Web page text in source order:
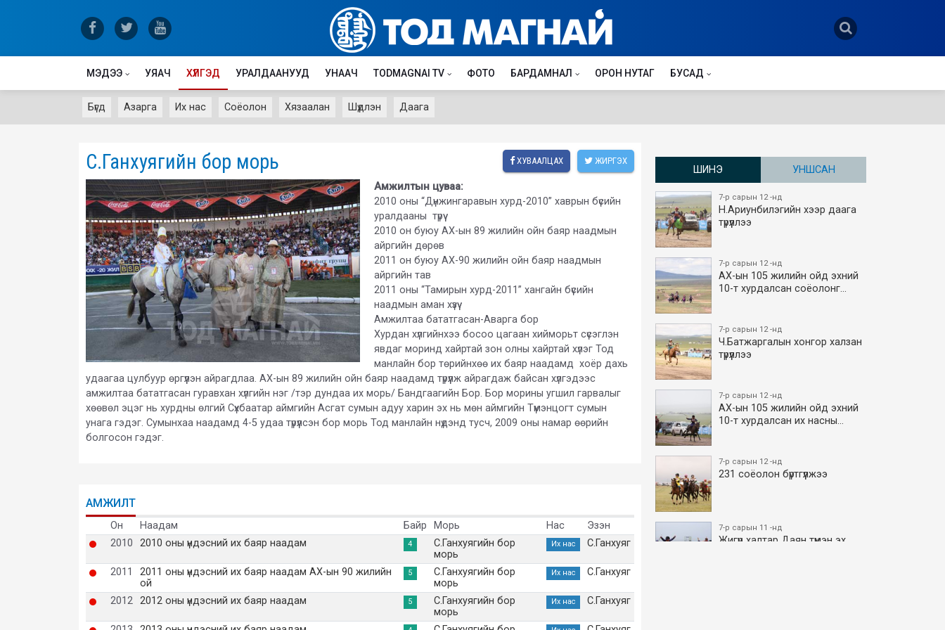
МЭДЭЭ УЯАЧ ХҮЛГЭД УРАЛДААНУУД УНААЧ TODMAGNAI TV ФОТО БАРДАМНАЛ ОРОН НУТАГ БУСАД
Бүгд Азарга Их нас Соёолон Хязаалан Шүдлэн Даага
С.Ганхуягийн бор морь ХУВААЛЦАХ ЖИРГЭХ
Амжилтын цуваа:
2010 оны “Дүнжингаравын хурд-2010” хаврын бүсийн
уралдааны түрүү
2010 он буюу АХ-ын 89 жилийн ойн баяр наадмын
айргийн дөрөв
2011 он буюу АХ-90 жилийн ойн баяр наадмын
айргийн тав
2011 оны “Тамирын хурд-2011” хангайн бүсийн
наадмын аман хүзүү
Амжилтаа бататгасан-Аварга бор
Хурдан хүлгийнхээ босоо цагаан хийморьт сүсэглэн
явдаг моринд хайртай зон олны хайртай хүлэг Тод
манлайн бор төрийнхөө их баяр наадамд хоёр дахь
удаагаа цулбуур өргүүлэн айрагдлаа. АХ-ын 89 жилийн ойн баяр наадамд түрүүлж айрагдаж байсан хүлгэдээс
амжилтаа бататгасан гуравхан хүлгийн нэг /тэр дундаа их морь/ Бандгаагийн Бор. Бор морины угшил гарвалыг
хөөвөл эцэг нь хурдны өлгий Сүхбаатар аймгийн Асгат сумын адуу харин эх нь мөн аймгийн Түмэнцогт сумын
унага гэдэг. Сумынхаа наадамд 4-5 удаа түрүүлсэн бор морь Тод манлайн нүдэнд тусч, 2009 оны намар өөрийн
болгосон гэдэг.
АМЖИЛТ
Он Наадам Байр Морь Нас
Эзэн
2010
2010 оны үндэсний их баяр наадам 4
С.Ганхуягийн бор
морь
Их нас С.Ганхуяг
2011
2011 оны үндэсний их баяр наадам АХ-ын 90 жилийн
ой
5
С.Ганхуягийн бор
морь
Их нас С.Ганхуяг
2012 2012 оны үндэсний их баяр наадам 5
С.Ганхуягийн бор
морь
Их нас С.Ганхуяг
ШИНЭ УНШСАН
7-р сарын 12 -нд
Н.Ариунбилэгийн хээр даага
түрүүллээ
7-р сарын 12 -нд
АХ-ын 105 жилийн ойд эхний
10-т хурдалсан соёолонг…
7-р сарын 12 -нд
Ч.Батжаргалын хонгор халзан
түрүүллээ
7-р сарын 12 -нд
АХ-ын 105 жилийн ойд эхний
10-т хурдалсан их насны…
7-р сарын 12 -нд
231 соёолон бүртгүүлжээ
7-р сарын 11 -нд
Жигүүр халтар Даян түмэн эх